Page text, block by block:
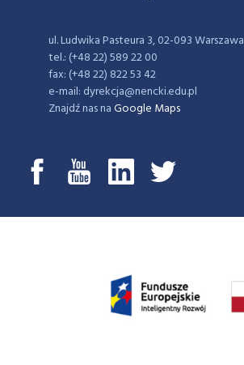
ul. Ludwika Pasteura 3, 02-093 Warszawa
tel.: (+48 22) 589 22 00
fax: (+48 22) 822 53 42
e-mail: dyrekcja@nencki.edu.pl
Znajdź nas naGoogle Maps